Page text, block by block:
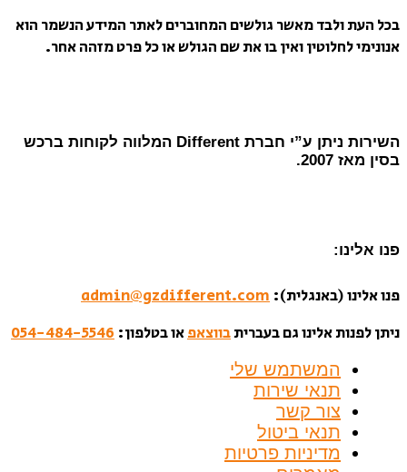
בכל העת ולבד מאשר גולשים המחוברים לאתר המידע הנשמר הוא
אנונימי לחלוטין ואין בו את שם הגולש או כל פרט מזהה אחר.
השירות ניתן ע”י חברת Different המלווה לקוחות ברכש
בסין מאז 2007.
פנו אלינו:
פנו אלינו (באנגלית): admin@gzdifferent.com
ניתן לפנות אלינו גם בעבריתבווצאפאו בטלפון: 054-484-5546
המשתמש שלי
תנאי שירות
צור קשר
תנאי ביטול
מדיניות פרטיות